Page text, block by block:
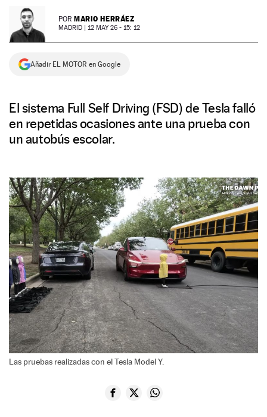
NEWSLETTER POR MARIO HERRÁEZ
MADRID | 12 MAY 26 - 15: 12
Añadir EL MOTOR en Google
El sistema Full Self Driving (FSD) de Tesla falló
en repetidas ocasiones ante una prueba con
un autobús escolar.
Las pruebas realizadas con el Tesla Model Y.